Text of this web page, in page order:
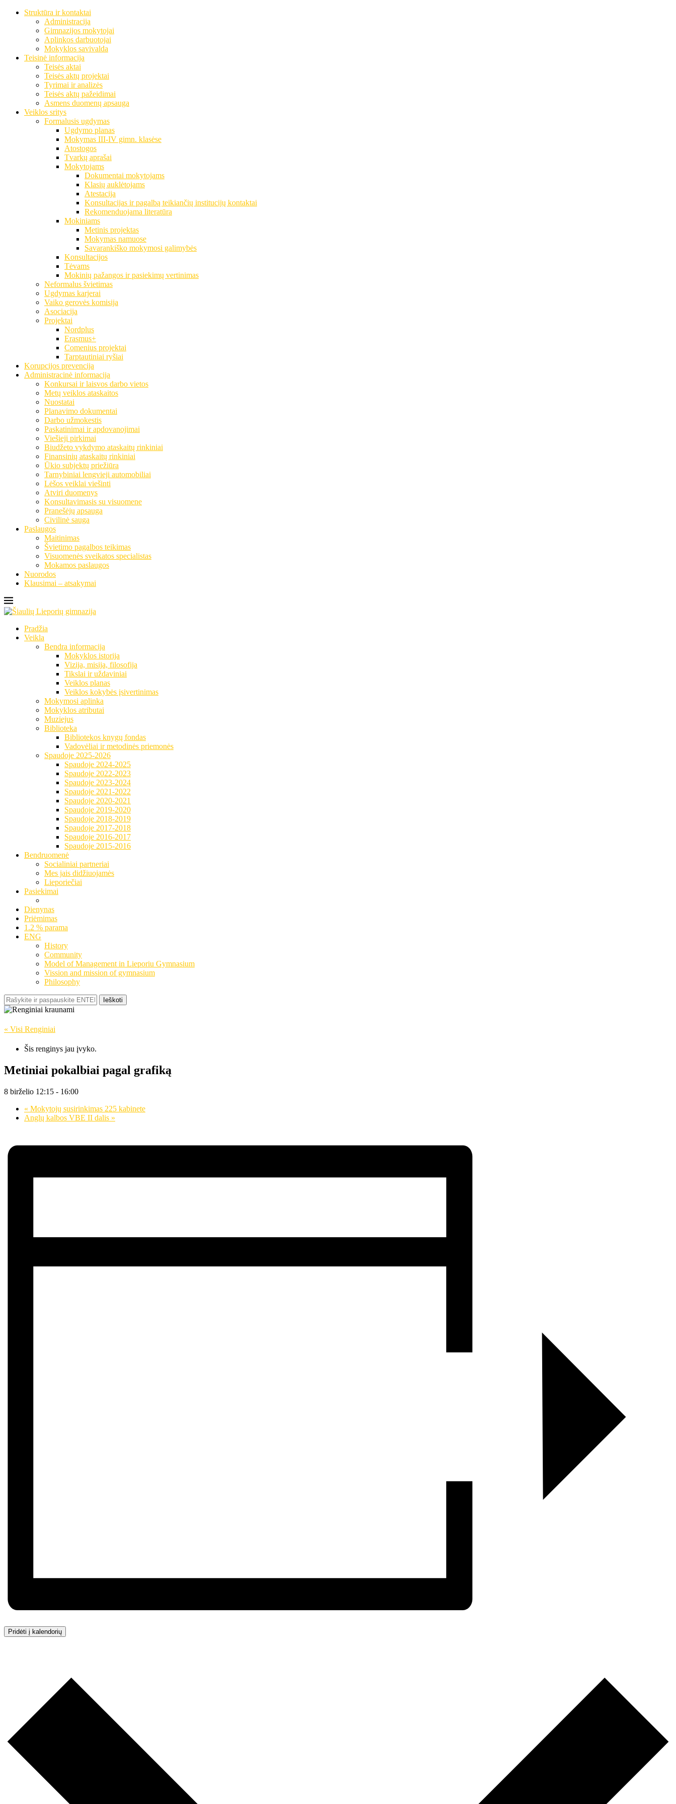
Struktūra ir kontaktai
Administracija
Gimnazijos mokytojai
Aplinkos darbuotojai
Mokyklos savivalda
Teisinė informacija
Teisės aktai
Teisės aktų projektai
Tyrimai ir analizės
Teisės aktų pažeidimai
Asmens duomenų apsauga
Veiklos sritys
Formalusis ugdymas
Ugdymo planas
Mokymas III-IV gimn. klasėse
Atostogos
Tvarkų aprašai
Mokytojams
Dokumentai mokytojams
Klasių auklėtojams
Atestacija
Konsultacijas ir pagalbą teikiančių institucijų kontaktai
Rekomenduojama literatūra
Mokiniams
Metinis projektas
Mokymas namuose
Savarankiško mokymosi galimybės
Konsultacijos
Tėvams
Mokinių pažangos ir pasiekimų vertinimas
Neformalus švietimas
Ugdymas karjerai
Vaiko gerovės komisija
Asociacija
Projektai
Nordplus
Erasmus+
Comenius projektai
Tarptautiniai ryšiai
Korupcijos prevencija
Administracinė informacija
Konkursai ir laisvos darbo vietos
Metų veiklos ataskaitos
Nuostatai
Planavimo dokumentai
Darbo užmokestis
Paskatinimai ir apdovanojimai
Viešieji pirkimai
Biudžeto vykdymo ataskaitų rinkiniai
Finansinių ataskaitų rinkiniai
Ūkio subjektų priežiūra
Tarnybiniai lengvieji automobiliai
Lėšos veiklai viešinti
Atviri duomenys
Konsultavimasis su visuomene
Pranešėjų apsauga
Civilinė sauga
Paslaugos
Maitinimas
Švietimo pagalbos teikimas
Visuomenės sveikatos specialistas
Mokamos paslaugos
Nuorodos
Klausimai – atsakymai
Pradžia
Veikla
Bendra informacija
Mokyklos istorija
Vizija, misija, filosofija
Tikslai ir uždaviniai
Veiklos planas
Veiklos kokybės įsivertinimas
Mokymosi aplinka
Mokyklos atributai
Muziejus
Biblioteka
Bibliotekos knygų fondas
Vadovėliai ir metodinės priemonės
Spaudoje 2025-2026
Spaudoje 2024-2025
Spaudoje 2022-2023
Spaudoje 2023-2024
Spaudoje 2021-2022
Spaudoje 2020-2021
Spaudoje 2019-2020
Spaudoje 2018-2019
Spaudoje 2017-2018
Spaudoje 2016-2017
Spaudoje 2015-2016
Bendruomenė
Socialiniai partneriai
Mes jais didžiuojamės
Lieporiečiai
Pasiekimai
Dienynas
Priėmimas
1.2 % parama
ENG
History
Community
Model of Management in Lieporiu Gymnasium
Vission and mission of gymnasium
Philosophy
Ieškoti
« Visi Renginiai
Šis renginys jau įvyko.
Metiniai pokalbiai pagal grafiką
8 birželio 12:15 - 16:00
« Mokytojų susirinkimas 225 kabinete
Anglų kalbos VBE II dalis »
Pridėti į kalendorių